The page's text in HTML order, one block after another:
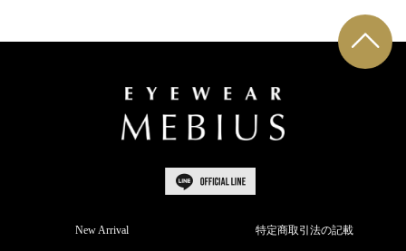
New Arrival 特定商取引法の記載